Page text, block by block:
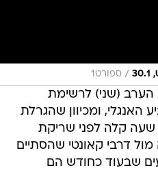
/ ספורט1
הערב (שני) לרשימת
האנגלי, ומכיוון שהגרלת
שעה קלה לפני שריקת
דרבי קאונטי שהסתיים
שבעוד כחודש הם